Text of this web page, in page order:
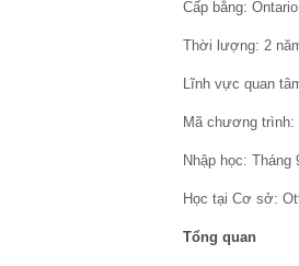
Cấp bằng:
Thời lượng: 2
Lĩnh vực quan
Mã chương trình:
Nhập học: Tháng
Học tại Cơ sở:
Tổng quan